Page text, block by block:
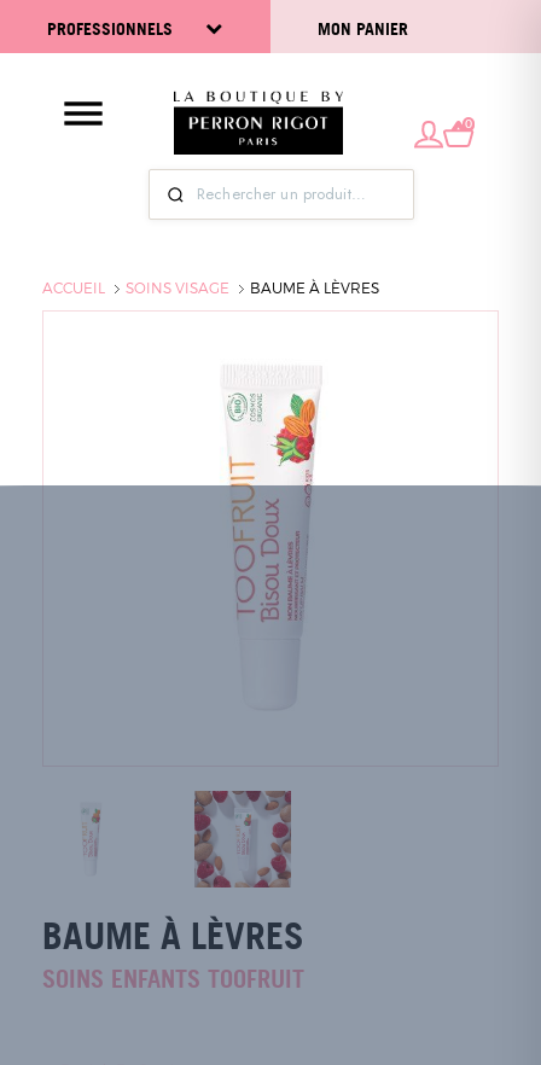
PROFESSIONNELS MON PANIER
0
ACCUEIL SOINS VISAGE BAUME À LÈVRES
BAUME À LÈVRES
SOINS ENFANTS TOOFRUIT